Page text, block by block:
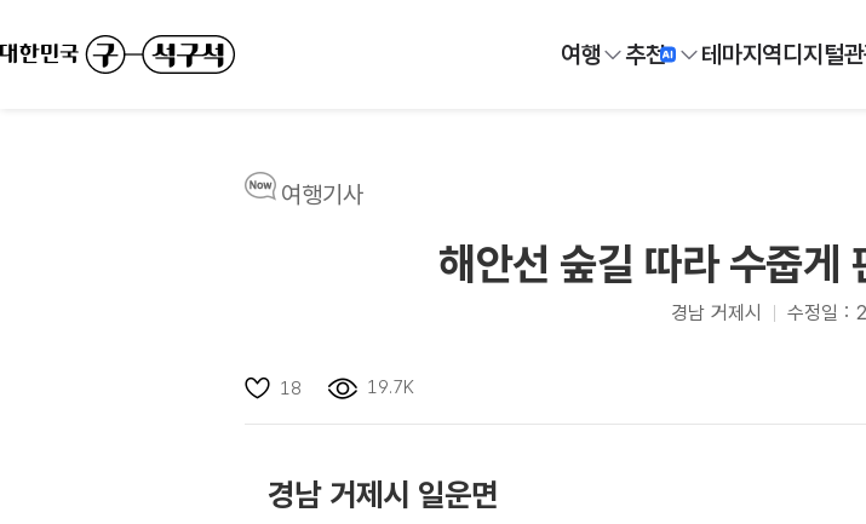
여행 추천 테마지역디지털
여행기사
해안선 숲길 따라 수줍게
경남 거제시 수정일 :
18 19.7K
경남 거제시 일운면